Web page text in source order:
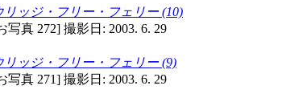
リッジ・フリー・フェリー (10)
写真 272] 撮影日: 2003. 6. 29
リッジ・フリー・フェリー (9)
写真 271] 撮影日: 2003. 6. 29